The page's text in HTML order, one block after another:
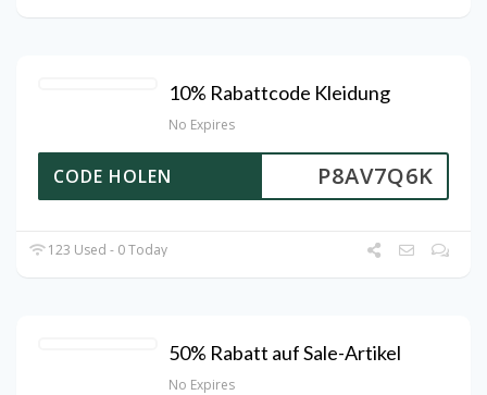
10% Rabattcode Kleidung
No Expires
P8AV7Q6K
CODE HOLEN
123 Used - 0 Today
50% Rabatt auf Sale-Artikel
No Expires